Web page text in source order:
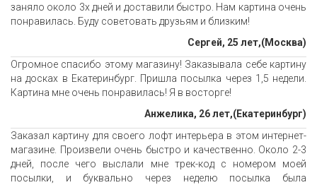
заняло около 3х дней и доставили быстро. Нам картина очень
понравилась. Буду советовать друзьям и близким!
Сергей, 25 лет,(Москва)
Огромное спасибо этому магазину! Заказывала себе картину
на досках в Екатеринбург. Пришла посылка через 1,5 недели.
Картина мне очень понравилась! Я в восторге!
Анжелика, 26 лет,(Екатеринбург)
Заказал картину для своего лофт интерьера в этом интернет-
магазине. Произвели очень быстро и качественно. Около 2-3
дней, после чего выслали мне трек-код с номером моей
посылки, и буквально через неделю посылка была